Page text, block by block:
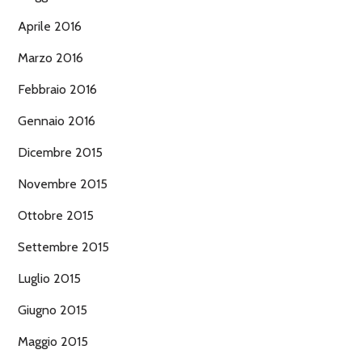
Aprile 2016
Marzo 2016
Febbraio 2016
Gennaio 2016
Dicembre 2015
Novembre 2015
Ottobre 2015
Settembre 2015
Luglio 2015
Giugno 2015
Maggio 2015